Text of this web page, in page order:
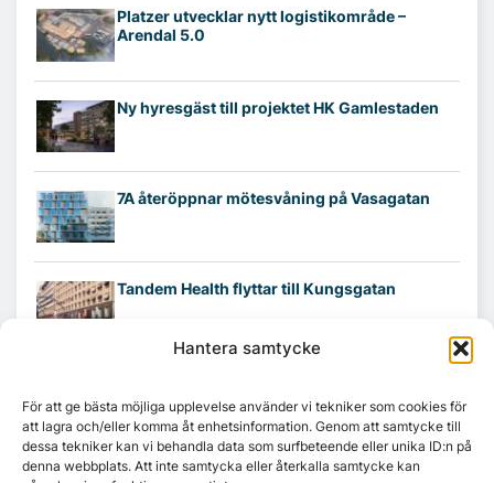
Hantera samtycke
För att ge bästa möjliga upplevelse använder vi tekniker som cookies för
att lagra och/eller komma åt enhetsinformation. Genom att samtycke till
dessa tekniker kan vi behandla data som surfbeteende eller unika ID:n på
denna webbplats. Att inte samtycka eller återkalla samtycke kan
Platzer utvecklar nytt logistikområde –
Arendal 5.0
Ny hyresgäst till projektet HK Gamlestaden
7A återöppnar mötesvåning på Vasagatan
Tandem Health flyttar till Kungsgatan